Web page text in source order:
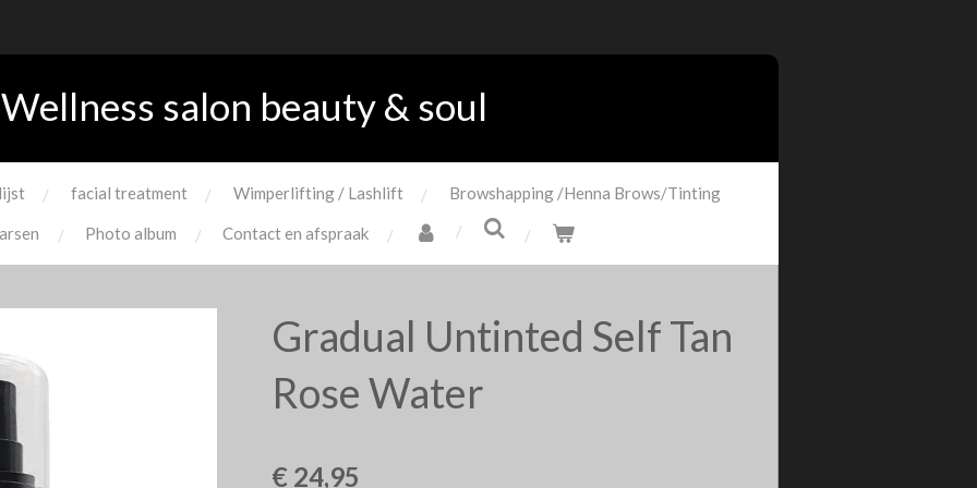
Wellness salon beauty & soul
facial treatment Wimperlifting / Lashlift Browshapping /Henna Brows/Tinting
Photo album Contact en afspraak
Gradual Untinted Self Tan
Rose Water
€ 24,95